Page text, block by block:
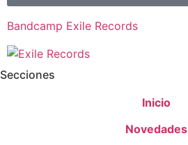
Bandcamp Exile Records
Secciones
Inicio
Novedades